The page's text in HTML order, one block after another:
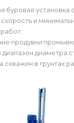
буровая установка
и
продувки
диаметра
скважин в грунтах